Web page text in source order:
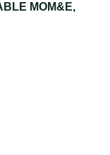
MOM&E,